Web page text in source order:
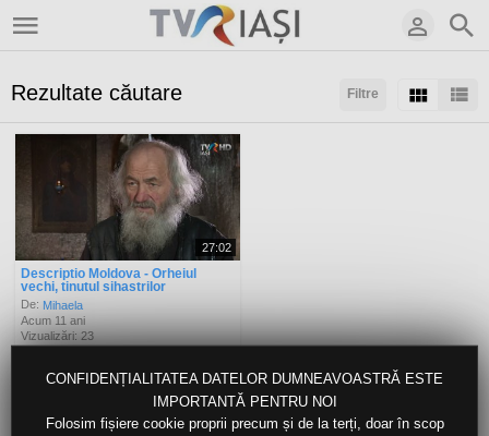
CONFIDENȚIALITATEA DATELOR DUMNEAVOASTRĂ ESTE
IMPORTANTĂ PENTRU NOI
Folosim fișiere cookie proprii precum și de la terți, doar în scop
Filtre
Rezultate căutare
Sortaţi după:
27:02
Descriptio Moldova - Orheiul
vechi, tinutul sihastrilor
De: Mihaela
Acum 11 ani
Vizualizări: 23